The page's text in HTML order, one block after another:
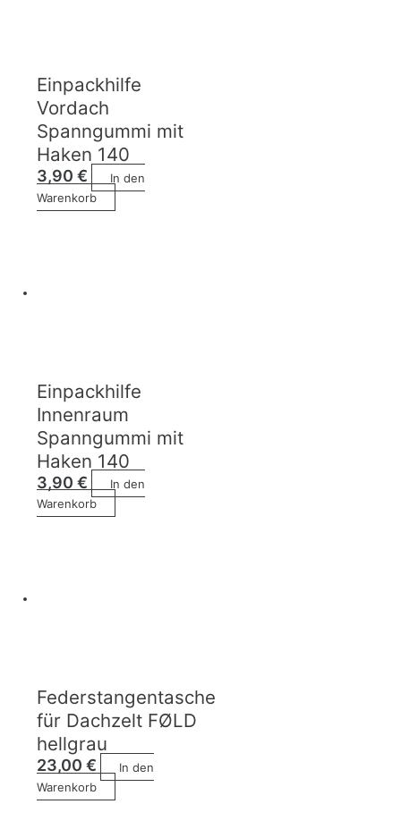
Einpackhilfe
Vordach
Spanngummi mit
Haken 140
3,90€
In den
Warenkorb
Einpackhilfe
Innenraum
Spanngummi mit
Haken 140
3,90€
In den
Warenkorb
Federstangentasche
für Dachzelt FØLD
hellgrau
23,00€
In den
Warenkorb